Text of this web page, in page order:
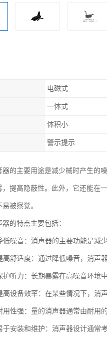
电磁式
一体式
体积小
警示提示
器的主要用途是减少械时产生的
，提高隐蔽性。此外，它还能在
易被察觉。
器的特点主要包括：
低噪音：消声器的主要功能是减
高舒适度：通过降低噪音，消声
护听力：长期暴露在高噪音环境
高设备效率：在某些情况下，消
用性强：量的消声器通常由耐用
于安装和维护：消声器设计通常